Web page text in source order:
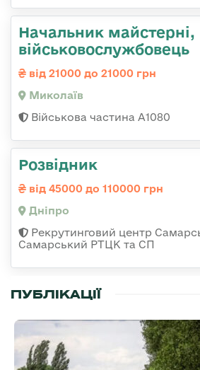
Начальник майстерні,
військовослужбовець
від 21000 до 21000 грн
Миколаїв
Військова частина А1080
Розвідник
від 45000 до 110000 грн
Дніпро
Рекрутинговий центр
Самарський РТЦК та СП
ПУБЛІКАЦІЇ